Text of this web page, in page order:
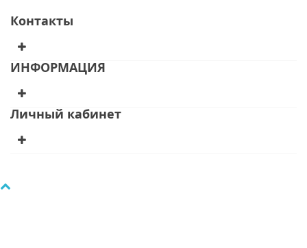
Контакты
ИНФОРМАЦИЯ
Личный кабинет